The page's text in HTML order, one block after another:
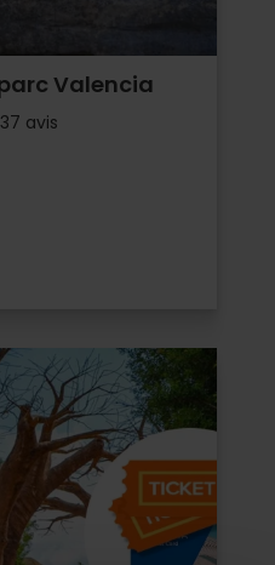
Valencia
avis